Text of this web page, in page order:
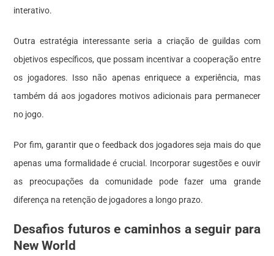
interativo.
Outra estratégia interessante seria a criação de guildas com
objetivos específicos, que possam incentivar a cooperação entre
os jogadores. Isso não apenas enriquece a experiência, mas
também dá aos jogadores motivos adicionais para permanecer
no jogo.
Por fim, garantir que o feedback dos jogadores seja mais do que
apenas uma formalidade é crucial. Incorporar sugestões e ouvir
as preocupações da comunidade pode fazer uma grande
diferença na retenção de jogadores a longo prazo.
Desafios futuros e caminhos a seguir para
New World